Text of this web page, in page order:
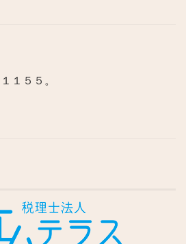
１１５５。